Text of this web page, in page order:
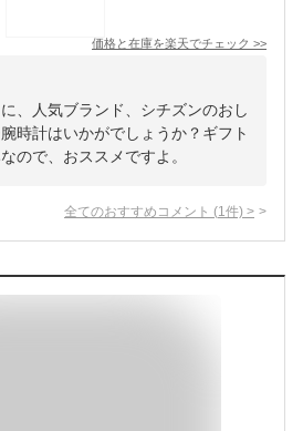
価格と在庫を楽天でチェック >>
、人気ブランド、シチズンのおし
時計はいかがでしょうか？ギフト
ので、おススメですよ。
全てのおすすめコメント (1 件) >